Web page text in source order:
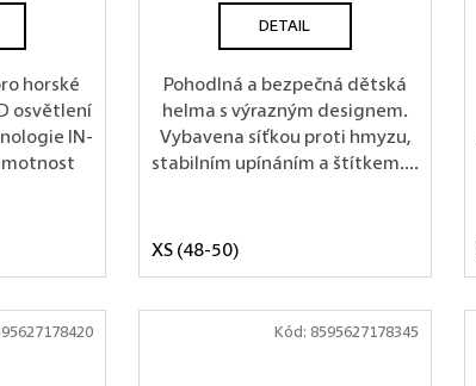
horské
osvětlení
IN-
DETAIL
Pohodlná a bezpečná dětská
helma s výrazným designem.
Vybavena síťkou proti hmyzu,
stabilním upínáním a štítkem....
XS (48-50)
Kód: 8595627178345